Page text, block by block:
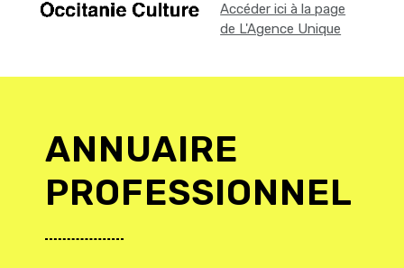
Accéder ici à la page
de L'Agence Unique
ANNUAIRE
PROFESSIONNEL